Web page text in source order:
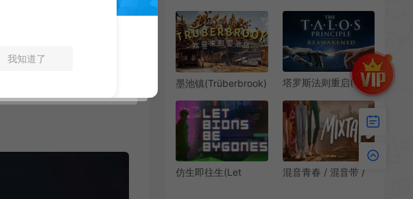
险解谜游戏
中|PC|AVG|第一人称
解谜游戏
墨池镇(Trüberbrook)
载
塔罗斯法则重启(The
Reawakened)硬核解
谜游戏|下载
仿生即往生(Let
混音青春 / 混音带 /
我知道了